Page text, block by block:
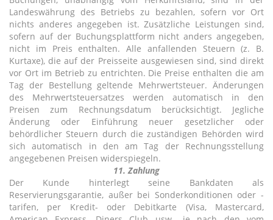
Landeswährung des Betriebs zu bezahlen, sofern vor Ort
nichts anderes angegeben ist. Zusätzliche Leistungen sind,
sofern auf der Buchungsplattform nicht anders angegeben,
nicht im Preis enthalten. Alle anfallenden Steuern (z. B.
Kurtaxe), die auf der Preisseite ausgewiesen sind, sind direkt
vor Ort im Betrieb zu entrichten. Die Preise enthalten die am
Tag der Bestellung geltende Mehrwertsteuer. Änderungen
des Mehrwertsteuersatzes werden automatisch in den
Preisen zum Rechnungsdatum berücksichtigt. Jegliche
Änderung oder Einführung neuer gesetzlicher oder
behördlicher Steuern durch die zuständigen Behörden wird
sich automatisch in den am Tag der Rechnungsstellung
angegebenen Preisen widerspiegeln.
11. Zahlung
Der Kunde hinterlegt seine Bankdaten als
Reservierungsgarantie, außer bei Sonderkonditionen oder -
tarifen, per Kredit- oder Debitkarte (Visa, Mastercard,